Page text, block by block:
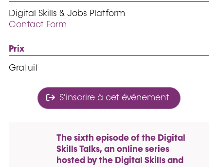
Digital Skills & Jobs Platform
Contact Form
Prix
Gratuit
S'inscrire à cet événement
The sixth episode of the Digital
Skills Talks, an online series
hosted by the Digital Skills and